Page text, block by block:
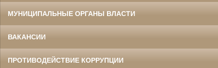
МУНИЦИПАЛЬНЫЕ ОРГАНЫ ВЛАСТИ
ВАКАНСИИ
ПРОТИВОДЕЙСТВИЕ КОРРУПЦИИ